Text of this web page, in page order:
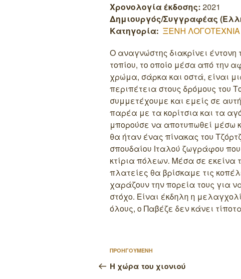
Χρονολογία έκδοσης: 2021
Δημιουργός/Συγγραφέας
Κατηγορία: ΞΕΝΗ ΛΟΓΟΤΕΧΝΙΑ
Ο αναγνώστης διακρίνει
τοπίου, το οποίο μέσα από την
χρώμα, σάρκα και οστά, είναι
περιπέτεια στους δρόμους του
συμμετέχουμε και εμείς σε
παρέα με τα κορίτσια και τα
μπορούσε να αποτυπωθεί μέσω
θα ήταν ένας πίνακας του
σπουδαίου Ιταλού ζωγράφου
κτίρια πόλεων. Μέσα σε εκείνα
πλατείες θα βρίσκαμε τις
χαράζουν την πορεία τους για
στόχο. Είναι έκδηλη η
όλους, ο Παβέζε δεν κάνει
Πλοήγηση
άρθρων
Προηγούμενο
άρθρο
ΠΡΟΗΓΟΥΜΕΝΗ
Η χώρα του χιονιού